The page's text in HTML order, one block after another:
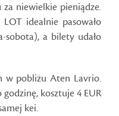
niewielkie pieniądze.
idealnie pasowało
a bilety udało
w pobliżu Aten Lavrio.
kosztuje 4 EUR
kei.